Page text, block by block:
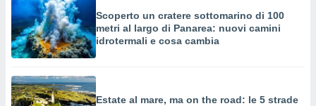
Scoperto un cratere sottomarino di 100
metri al largo di Panarea: nuovi camini
idrotermali e cosa cambia
Estate al mare, ma on the road: le 5 strade